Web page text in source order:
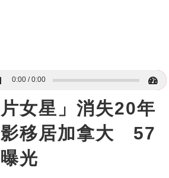
0:00 0:00
片女星」消失20年
影移居加拿大 57
光